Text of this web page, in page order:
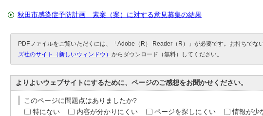
秋田市感染症予防計画 素案（案）に対する意見募集の結果
PDFファイルをご覧いただくには、「Adobe（R） Reader（R）」が必要です。お持ちでな
ズ社のサイト（新しいウィンドウ） からダウンロード（無料）してください。
よりよいウェブサイトにするために、ページのご感想をお聞かせください。
このページに問題点はありましたか?
特にない
内容が分かりにくい ページを探しにくい 情報が少